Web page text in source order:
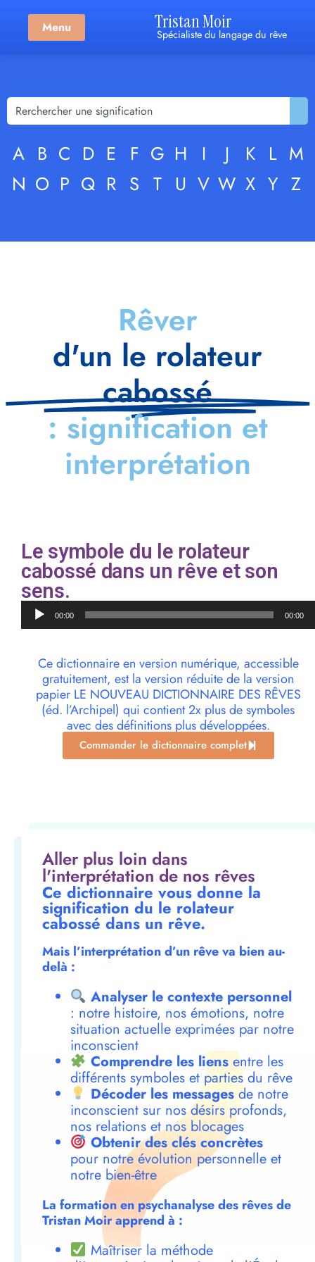
Menu Tristan Moir
Spécialiste du langage du rêve
A B C D E F G H I J K L M
N O P Q R S T U V W X Y Z
Rêver
d'un le rolateur
cabossé
: signification et
interprétation
Le symbole du le rolateur
cabossé dans un rêve et son
sens.
Lecteur
audio00:00 00:00
Ce dictionnaire en version numérique, accessible
gratuitement, est la version réduite de la version
papier LE NOUVEAU DICTIONNAIRE DES RÊVES
(éd. l’Archipel) qui contient 2x plus de symboles
avec des définitions plus développées.
Commander le dictionnaire complet
Aller plus loin dans
l'interprétation de nos rêves
Ce dictionnaire vous donne la
signification du le rolateur
cabossé dans un rêve.
Mais l’interprétation d’un rêve va bien au-
delà :
Analyser le contexte personnel
: notre histoire, nos émotions, notre
situation actuelle exprimées par notre
inconscient
Comprendre les liensentre les
différents symboles et parties du rêve
Décoder les messagesde notre
inconscient sur nos désirs profonds,
nos relations et nos blocages
Obtenir des clés concrètes
pour notre évolution personnelle et
notre bien-être
La formation en psychanalyse des rêves de
Tristan Moir apprend à :
Maîtriser la méthode